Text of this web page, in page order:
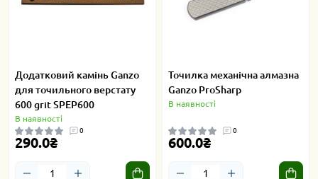
Додатковий камінь Ganzo
для точильного верстату
600 grit SPEP600
В наявності
0
290.0₴
Точилка механічна алмазна
Ganzo ProSharp
В наявності
0
600.0₴